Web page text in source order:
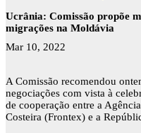
Ucrânia: Comissão propõe
migrações na Moldávia
Mar 10, 2022
A Comissão recomendou
negociações com vista à
de cooperação entre a
Costeira (Frontex) e a